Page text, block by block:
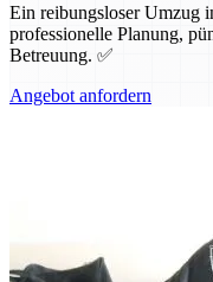
Ein reibungsloser Umzug
professionelle Planung,
Betreuung. ✅
Angebot anfordern